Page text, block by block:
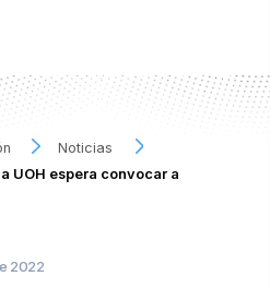
Noticias
UOH espera convocar a
2022